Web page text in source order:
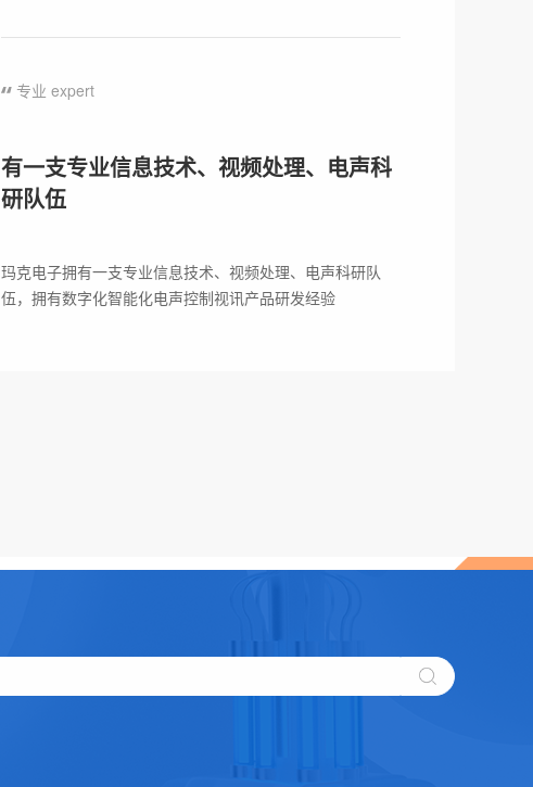
专业 expert
有一支专业信息技术、视频处理、电声科
研队伍
玛克电子拥有一支专业信息技术、视频处理、电声科研队
伍，拥有数字化智能化电声控制视讯产品研发经验